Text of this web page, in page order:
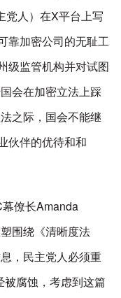
党人）在X平台上写
靠加密公司的无耻工
监管机构并对试图
会在加密立法上踩
之际，国会不能继
伙伴的优待和和
僚长Amanda
围绕《清晰度法
，民主党人必须重
腐蚀，考虑到这篇